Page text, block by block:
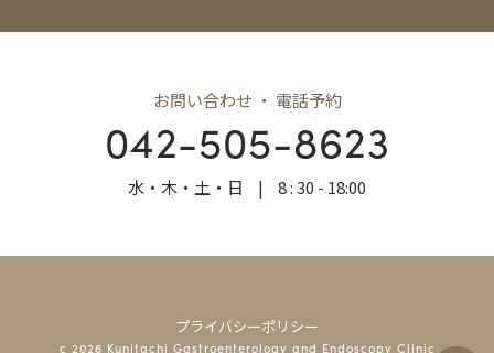
お問い合わせ ・ 電話予約
042-505-8623
水・木・土・日 | 8 : 30 - 18:00
プライバシーポリシー
c 2026 Kunitachi Gastroenterology and Endoscopy Clinic